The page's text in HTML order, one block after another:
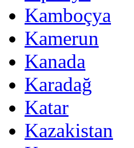
Kamboçya
Kamerun
Kanada
Karadağ
Katar
Kazakistan